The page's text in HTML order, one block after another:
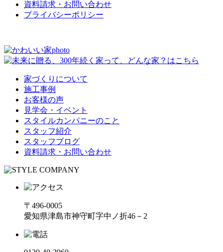
資料請求・お問い合わせ
プライバシーポリシー
家づくりについて
施工事例
お客様の声
見学会・イベント
スタイルカンパニーのこと
スタッフ紹介
スタッフブログ
資料請求・お問い合わせ
〒496-0005
愛知県津島市神守町字中ノ折46－2